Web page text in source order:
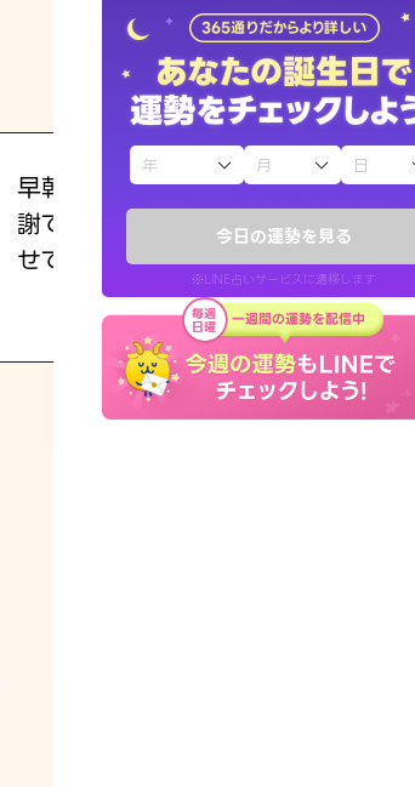
今日の運勢を見る
※LINE占いサービスに遷移します
おすすめの占い師
よくある質問
えもじの子（占）12星座占い
お知らせ
早朝にも関わらず鑑定いただき感
謝です。私のままでいいんだと思わ
せてくれます。
40代 女性